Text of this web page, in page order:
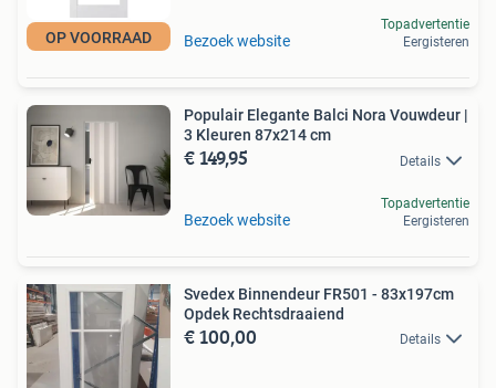
OP VOORRAAD Bezoek website
Topadvertentie
Eergisteren
Populair Elegante Balci Nora Vouwdeur |
3 Kleuren 87x214 cm
€ 149,95 Details
Bezoek website
Topadvertentie
Eergisteren
Svedex Binnendeur FR501 - 83x197cm
Opdek Rechtsdraaiend
€ 100,00 Details